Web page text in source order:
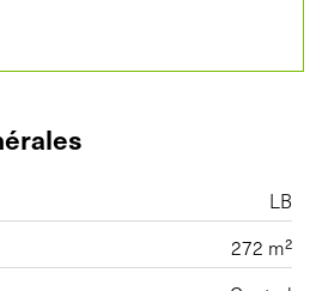
LB
272 m²